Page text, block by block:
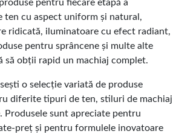
pentru fiecare etapă a
ten cu aspect uniform și natural,
ridicată, iluminatoare cu efect radiant,
pentru sprâncene și multe alte
să obții rapid un machiaj complet.
o selecție variată de produse
diferite tipuri de ten, stiluri de machiaj
Produsele sunt apreciate pentru
preț și pentru formulele inovatoare